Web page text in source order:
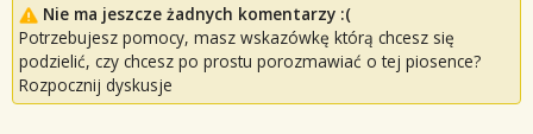
Nie ma jeszcze żadnych komentarzy :(
Potrzebujesz pomocy, masz wskazówkę którą chcesz się
podzielić, czy chcesz po prostu porozmawiać o tej piosence?
Rozpocznij dyskusje